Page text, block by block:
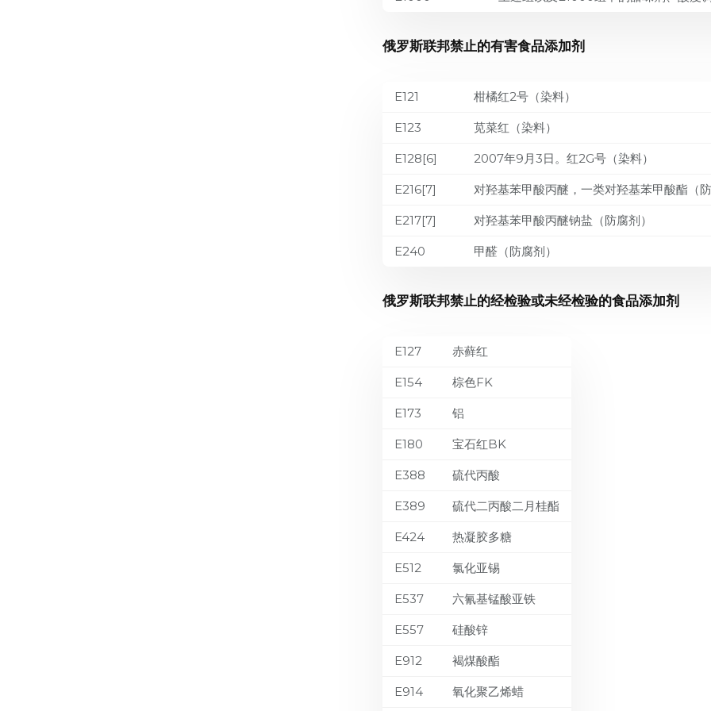
俄罗斯联邦禁止的有害食品添加剂
E121 柑橘红2号（染料）
E123 苋菜红（染料）
E128[6] 2007年9月3日。红2G号（染料）
E216[7] 对羟基苯甲酸丙醚，一类对羟基苯甲酸酯
E217[7] 对羟基苯甲酸丙醚钠盐（防腐剂）
E240 甲醛（防腐剂）
俄罗斯联邦禁止的经检验或未经检验的食品添加剂
E127 赤藓红
E154 棕色FK
E173 铝
E180 宝石红BK
E388 硫代丙酸
E389 硫代二丙酸二月桂酯
E424 热凝胶多糖
E512 氯化亚锡
E537 六氰基锰酸亚铁
E557 硅酸锌
E912 褐煤酸酯
E914 氧化聚乙烯蜡